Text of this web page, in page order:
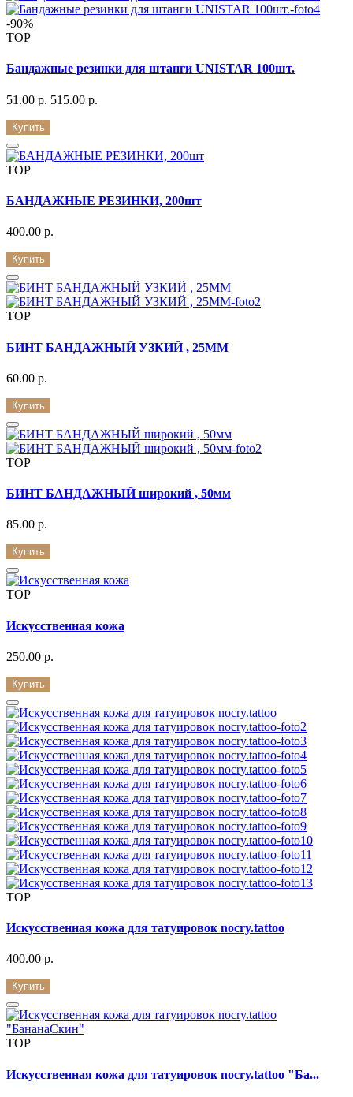
-90%
TOP
Бандажные резинки для штанги UNISTAR 100шт.
51.00 р. 515.00 р.
Купить
TOP
БАНДАЖНЫЕ РЕЗИНКИ, 200шт
400.00 р.
Купить
TOP
БИНТ БАНДАЖНЫЙ УЗКИЙ , 25ММ
60.00 р.
Купить
TOP
БИНТ БАНДАЖНЫЙ широкий , 50мм
85.00 р.
Купить
TOP
Искусственная кожа
250.00 р.
Купить
TOP
Искусственная кожа для татуировок nocry.tattoo
400.00 р.
Купить
TOP
Искусственная кожа для татуировок nocry.tattoo "Ба...